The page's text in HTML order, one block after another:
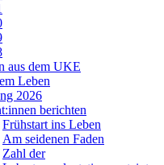
aus dem UKE
Leben
2026
berichten
Frühstart ins Leben
Am seidenen Faden
Zahl der